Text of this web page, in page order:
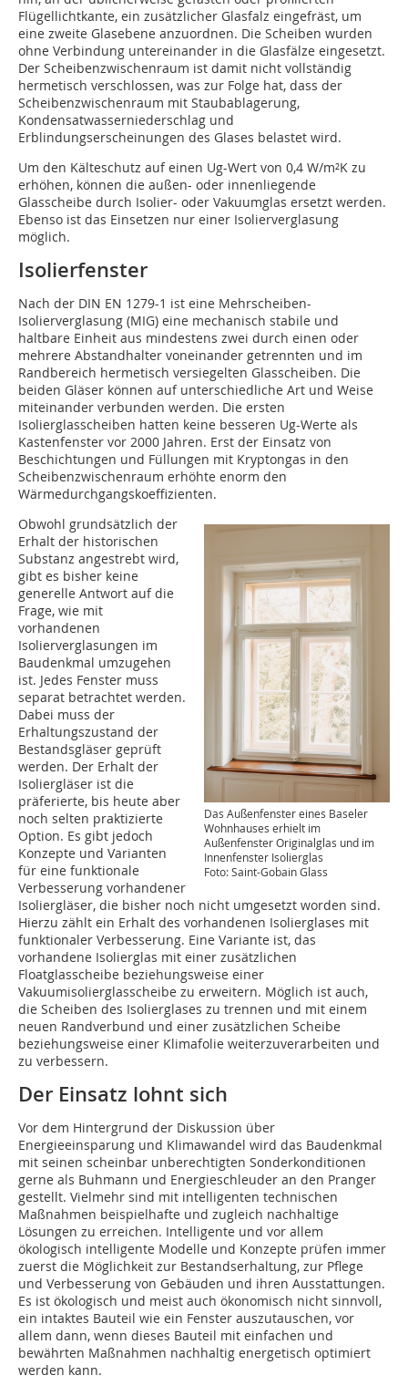
Flügellichtkante, ein zusätzlicher Glasfalz eingefräst, um
eine zweite Glasebene anzuordnen. Die Scheiben wurden
ohne Verbindung untereinander in die Glasfälze eingesetzt.
Der Scheibenzwischenraum ist damit nicht vollständig
hermetisch verschlossen, was zur Folge hat, dass der
Scheibenzwischenraum mit Staubablagerung,
Kondensatwasserniederschlag und
Erblindungserscheinungen des Glases belastet wird.
Um den Kälteschutz auf einen Ug-Wert von 0,4 W/m²K zu
erhöhen, können die außen- oder innenliegende
Glasscheibe durch Isolier- oder Vakuumglas ersetzt werden.
Ebenso ist das Einsetzen nur einer Isolierverglasung
möglich.
Isolierfenster
Nach der DIN EN 1279-1 ist eine Mehrscheiben-
Isolierverglasung (MIG) eine mechanisch stabile und
haltbare Einheit aus mindestens zwei durch einen oder
mehrere Abstandhalter voneinander getrennten und im
Randbereich hermetisch versiegelten Glasscheiben. Die
beiden Gläser können auf unterschiedliche Art und Weise
miteinander verbunden werden. Die ersten
Isolierglasscheiben hatten keine besseren Ug-Werte als
Kastenfenster vor 2000 Jahren. Erst der Einsatz von
Beschichtungen und Füllungen mit Kryptongas in den
Scheibenzwischenraum erhöhte enorm den
Wärmedurchgangskoeffizienten.
Das Außenfenster eines Baseler
Wohnhauses erhielt im
Außenfenster Originalglas und im
Innenfenster Isolierglas
Foto: Saint-Gobain Glass
Obwohl grundsätzlich der
Erhalt der historischen
Substanz angestrebt wird,
gibt es bisher keine
generelle Antwort auf die
Frage, wie mit
vorhandenen
Isolierverglasungen im
Baudenkmal umzugehen
ist. Jedes Fenster muss
separat betrachtet werden.
Dabei muss der
Erhaltungszustand der
Bestandsgläser geprüft
werden. Der Erhalt der
Isoliergläser ist die
präferierte, bis heute aber
noch selten praktizierte
Option. Es gibt jedoch
Konzepte und Varianten
für eine funktionale
Verbesserung vorhandener
Isoliergläser, die bisher noch nicht umgesetzt worden sind.
Hierzu zählt ein Erhalt des vorhandenen Isolierglases mit
funktionaler Verbesserung. Eine Variante ist, das
vorhandene Isolierglas mit einer zusätzlichen
Floatglasscheibe beziehungsweise einer
Vakuumisolierglasscheibe zu erweitern. Möglich ist auch,
die Scheiben des Isolierglases zu trennen und mit einem
neuen Randverbund und einer zusätzlichen Scheibe
beziehungsweise einer Klimafolie weiterzuverarbeiten und
zu verbessern.
Der Einsatz lohnt sich
Vor dem Hintergrund der Diskussion über
Energieeinsparung und Klimawandel wird das Baudenkmal
mit seinen scheinbar unberechtigten Sonderkonditionen
gerne als Buhmann und Energieschleuder an den Pranger
gestellt. Vielmehr sind mit intelligenten technischen
Maßnahmen beispielhafte und zugleich nachhaltige
Lösungen zu erreichen. Intelligente und vor allem
ökologisch intelligente Modelle und Konzepte prüfen immer
zuerst die Möglichkeit zur Bestandserhaltung, zur Pflege
und Verbesserung von Gebäuden und ihren Ausstattungen.
Es ist ökologisch und meist auch ökonomisch nicht sinnvoll,
ein intaktes Bauteil wie ein Fenster auszutauschen, vor
allem dann, wenn dieses Bauteil mit einfachen und
bewährten Maßnahmen nachhaltig energetisch optimiert
werden kann.